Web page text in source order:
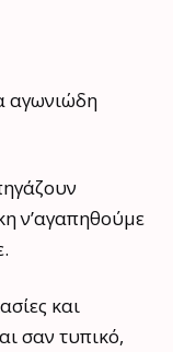
αγωνιώδη
ν’αγαπηθούμε
και
σαν τυπικό,